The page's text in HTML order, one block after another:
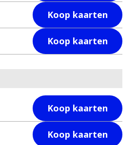
Koop kaarten
Koop kaarten
Koop kaarten
Koop kaarten